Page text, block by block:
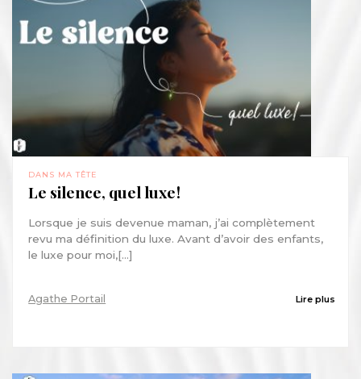
DANS MA TÊTE
Le silence, quel luxe !
Lorsque je suis devenue maman, j’ai complètement
revu ma définition du luxe. Avant d’avoir des enfants,
le luxe pour moi,[...]
Agathe Portail Lire plus